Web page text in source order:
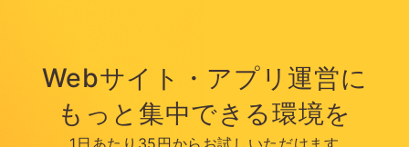
Webサイト・アプリ運営に
もっと集中できる環境を